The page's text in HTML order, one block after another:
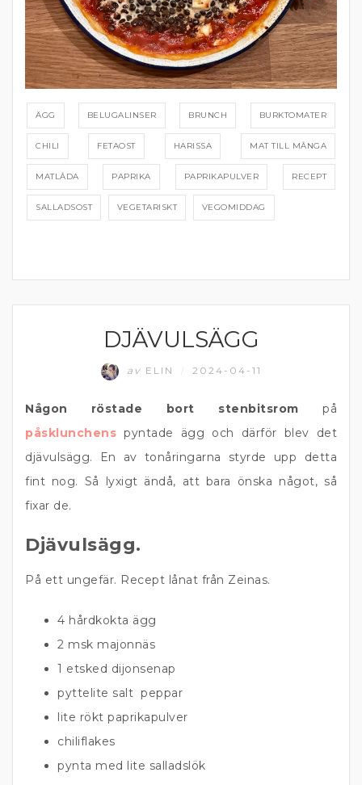
ÄGG BELUGALINSER BRUNCH BURKTOMATER
CHILI FETAOST HARISSA MAT TILL MÅNGA
MATLÅDA PAPRIKA PAPRIKAPULVER RECEPT
SALLADSOST VEGETARISKT VEGOMIDDAG
DJÄVULSÄGG
av ELIN 2024-04-11
Någon röstade bort stenbitsrom på
påsklunchens pyntade ägg och därför blev det
djävulsägg. En av tonåringarna styrde upp detta
fint nog. Så lyxigt ändå, att bara önska något, så
fixar de.
Djävulsägg.
På ett ungefär. Recept lånat från Zeinas.
4 hårdkokta ägg
2 msk majonnäs
1 etsked dijonsenap
pyttelite salt peppar
lite rökt paprikapulver
chiliflakes
pynta med lite salladslök